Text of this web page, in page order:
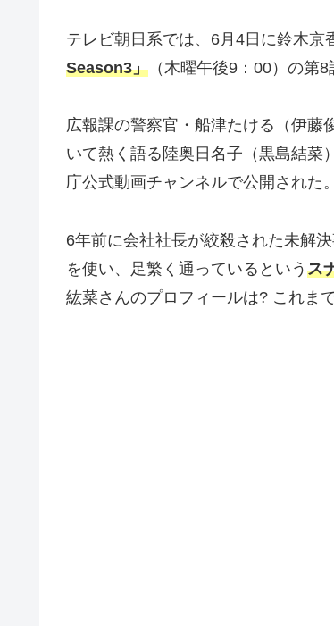
テレビ朝日系では、6月4日に鈴木京
Season3」 （木曜午後9：00）の第8
広報課の警察官・船津たける（伊藤
いて熱く語る陸奥日名子（黒島結菜
庁公式動画チャンネルで公開された。
6年前に会社社長が絞殺された未解
を使い、足繁く通っているという ス
紘菜さんのプロフィールは? これま